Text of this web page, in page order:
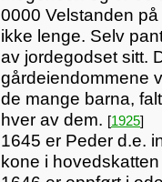
0000 Velstanden
ikke lenge. Selv
av jordegodset sitt.
gårdeiendommene
de mange barna,
hver av dem. [1925]
1645 er Peder d.e.
kone i